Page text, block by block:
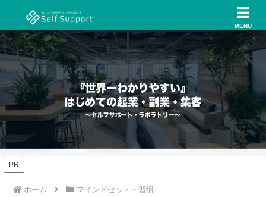
MENU
PR
ホーム マインドセット・習慣